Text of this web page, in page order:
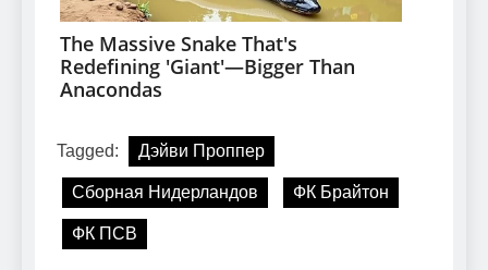
Tagged: Дэйви Проппер
Сборная Нидерландов ФК Брайтон
ФК ПСВ